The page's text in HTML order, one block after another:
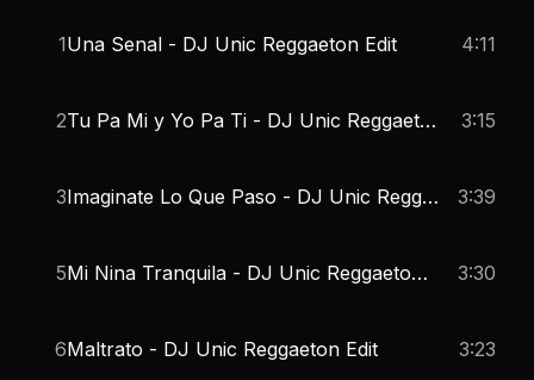
1Una Senal - DJ Unic Reggaeton Edit 4:11
2 Tu Pa Mi y Yo Pa Ti - DJ Unic Reggaeton Edit 3:15
3 Imaginate Lo Que Paso - DJ Unic Reggaeton Edit 3:39
5 Mi Nina Tranquila - DJ Unic Reggaeton Edit 3:30
6Maltrato - DJ Unic Reggaeton Edit 3:23